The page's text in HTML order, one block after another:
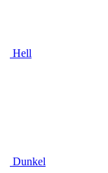
Hell
Dunkel